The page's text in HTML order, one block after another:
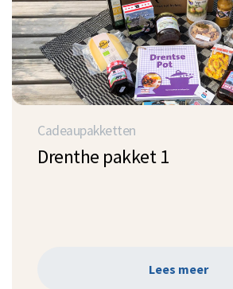
Cadeaupakketten
Drenthe pakket 1
Lees meer